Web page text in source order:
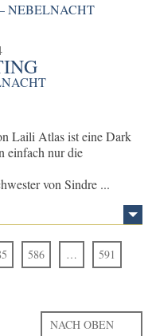
NEBELNACHT
Laili Atlas ist eine Dark
einfach nur die
von Sindre ...
586 … 591
NACH OBEN